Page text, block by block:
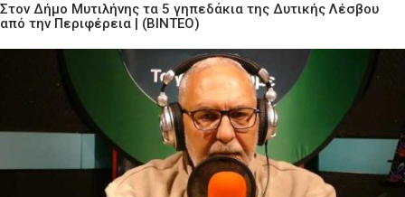
Στον Δήμο Μυτιλήνης τα 5 γηπεδάκια της Δυτικής Λέσβου
από την Περιφέρεια | (ΒΙΝΤΕΟ)